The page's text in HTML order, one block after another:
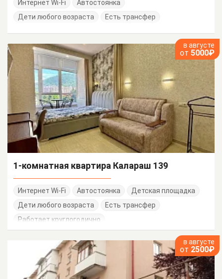
Интернет Wi-Fi
Автостоянка
Дети любого возраста
Есть трансфер
в августе
от 5000₽
1-комнатная квартира Калараш 139
Интернет Wi-Fi Автостоянка
Детская площадка
Дети любого возраста
Есть трансфер
Работает круглогодично
в августе
от 2500₽